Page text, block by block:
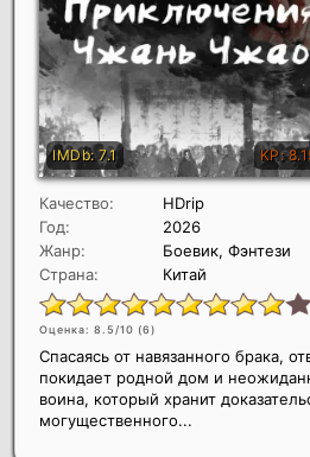
Качество:
HDrip
Год:
2026
Жанр:
Боевик, Фэнтези
Страна:
Китай
Оценка: 8.5/10 (6)
Спасаясь от навязанного брака,
покидает родной дом и
воина, который хранит
могущественного...